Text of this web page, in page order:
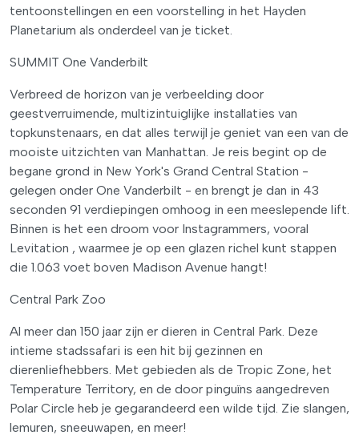
tentoonstellingen en een voorstelling in het Hayden
Planetarium als onderdeel van je ticket.
SUMMIT One Vanderbilt
Verbreed de horizon van je verbeelding door
geestverruimende, multizintuiglijke installaties van
topkunstenaars, en dat alles terwijl je geniet van een van de
mooiste uitzichten van Manhattan. Je reis begint op de
begane grond in New York's Grand Central Station -
gelegen onder One Vanderbilt - en brengt je dan in 43
seconden 91 verdiepingen omhoog in een meeslepende lift.
Binnen is het een droom voor Instagrammers, vooral
Levitation , waarmee je op een glazen richel kunt stappen
die 1.063 voet boven Madison Avenue hangt!
Central Park Zoo
Al meer dan 150 jaar zijn er dieren in Central Park. Deze
intieme stadssafari is een hit bij gezinnen en
dierenliefhebbers. Met gebieden als de Tropic Zone, het
Temperature Territory, en de door pinguïns aangedreven
Polar Circle heb je gegarandeerd een wilde tijd. Zie slangen,
lemuren, sneeuwapen, en meer!